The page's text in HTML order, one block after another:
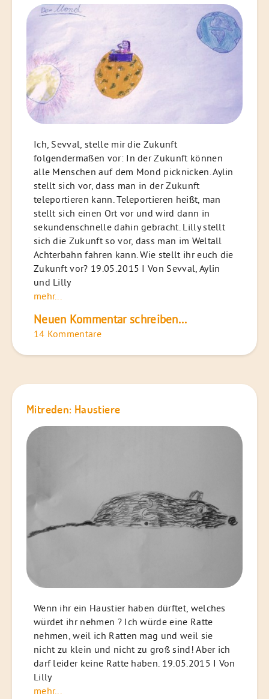
Ich, Sevval, stelle mir die Zukunft
folgendermaßen vor: In der Zukunft können
alle Menschen auf dem Mond picknicken. Aylin
stellt sich vor, dass man in der Zukunft
teleportieren kann. Teleportieren heißt, man
stellt sich einen Ort vor und wird dann in
sekundenschnelle dahin gebracht. Lilly stellt
sich die Zukunft so vor, dass man im Weltall
Achterbahn fahren kann. Wie stellt ihr euch die
Zukunft vor? 19.05.2015 I Von Sevval, Aylin
und Lilly
mehr...
Neuen Kommentar schreiben...
14 Kommentare
Mitreden: Haustiere
Wenn ihr ein Haustier haben dürftet, welches
würdet ihr nehmen ? Ich würde eine Ratte
nehmen, weil ich Ratten mag und weil sie
nicht zu klein und nicht zu groß sind! Aber ich
darf leider keine Ratte haben. 19.05.2015 I Von
Lilly
mehr...